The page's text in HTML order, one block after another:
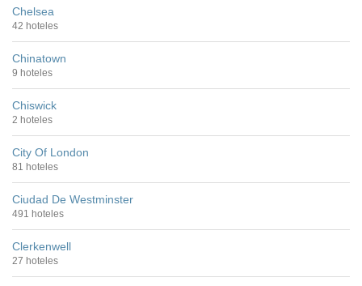
Chelsea
42 hoteles
Chinatown
9 hoteles
Chiswick
2 hoteles
City Of London
81 hoteles
Ciudad De Westminster
491 hoteles
Clerkenwell
27 hoteles